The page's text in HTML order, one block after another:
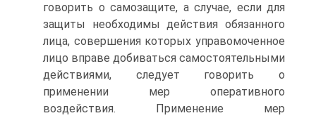
говорить о самозащите, а случае, если для
защиты необходимы действия обязанного
лица, совершения которых управомоченное
лицо вправе добиваться самостоятельными
действиями, следует говорить о
применении мер оперативного
воздействия. Применение мер